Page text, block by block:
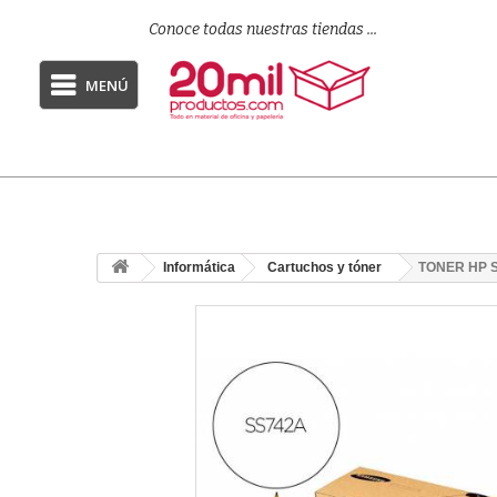
Conoce todas nuestras tiendas ...
MENÚ
Informática Cartuchos y tóner TONER HP